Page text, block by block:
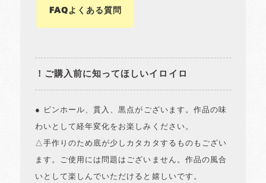
FAQよくある質問
！ご購入前に知ってほしいイロイロ
● ピンホール、貫入、黒点がございます。作品の味
わいとして経年変化をお楽しみください。
△手作りのため底が少しカタカタするものもござい
ます。ご使用には問題はございません。作品の風合
いとして楽しんでいただけると嬉しいです。